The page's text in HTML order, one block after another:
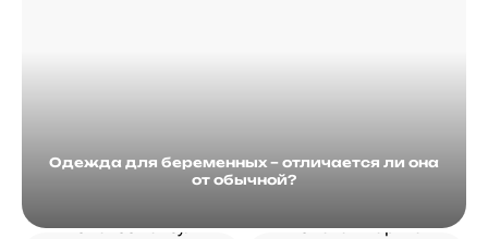
Одежда для беременных – отличается ли она
от обычной?